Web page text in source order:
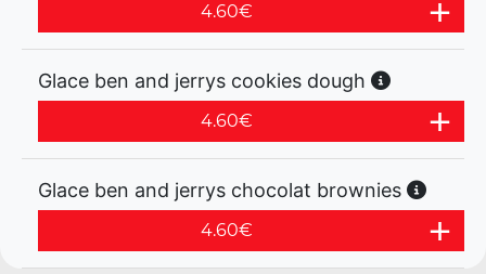
4.60€
Glace ben and jerrys cookies dough
4.60€
Glace ben and jerrys chocolat brownies
4.60€